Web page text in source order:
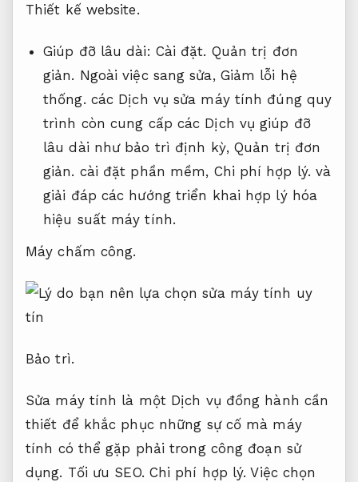
Thiết kế website.
Giúp đỡ lâu dài: Cài đặt. Quản trị đơn
giản. Ngoài việc sang sửa, Giảm lỗi hệ
thống. các Dịch vụ sửa máy tính đúng quy
trình còn cung cấp các Dịch vụ giúp đỡ
lâu dài như bảo trì định kỳ, Quản trị đơn
giản. cài đặt phần mềm, Chi phí hợp lý. và
giải đáp các hướng triển khai hợp lý hóa
hiệu suất máy tính.
Máy chấm công.
Bảo trì.
Sửa máy tính là một Dịch vụ đồng hành cần
thiết để khắc phục những sự cố mà máy
tính có thể gặp phải trong công đoạn sử
dụng. Tối ưu SEO. Chi phí hợp lý. Việc chọn